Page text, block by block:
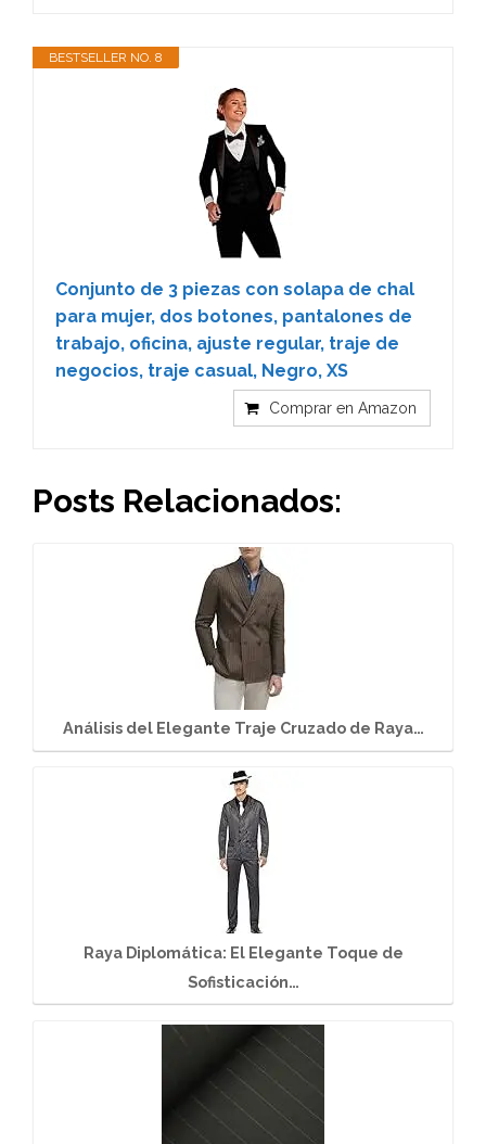
BESTSELLER NO. 8
Conjunto de 3 piezas con solapa de chal
para mujer, dos botones, pantalones de
trabajo, oficina, ajuste regular, traje de
negocios, traje casual, Negro, XS
Comprar en Amazon
Posts Relacionados:
Análisis del Elegante Traje Cruzado de Raya…
Raya Diplomática: El Elegante Toque de
Sofisticación…